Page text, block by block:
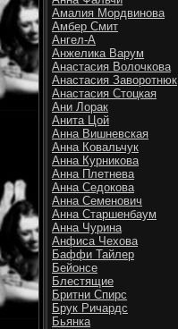
Амалия Мордвинова
Амбер Смит
Ангел-А
Анжелика Варум
Анастасия Волочкова
Анастасия Заворотнюк
Анастасия Стоцкая
Ани Лорак
Анита Цой
Анна Вишневская
Анна Ковальчук
Анна Курникова
Анна Плетнева
Анна Седокова
Анна Семенович
Анна Старшенбаум
Анна Чурина
Анфиса Чехова
Баффи Тайлер
Бейонсе
Блестящие
Бритни Спирс
Брук Ричардс
Бьянка